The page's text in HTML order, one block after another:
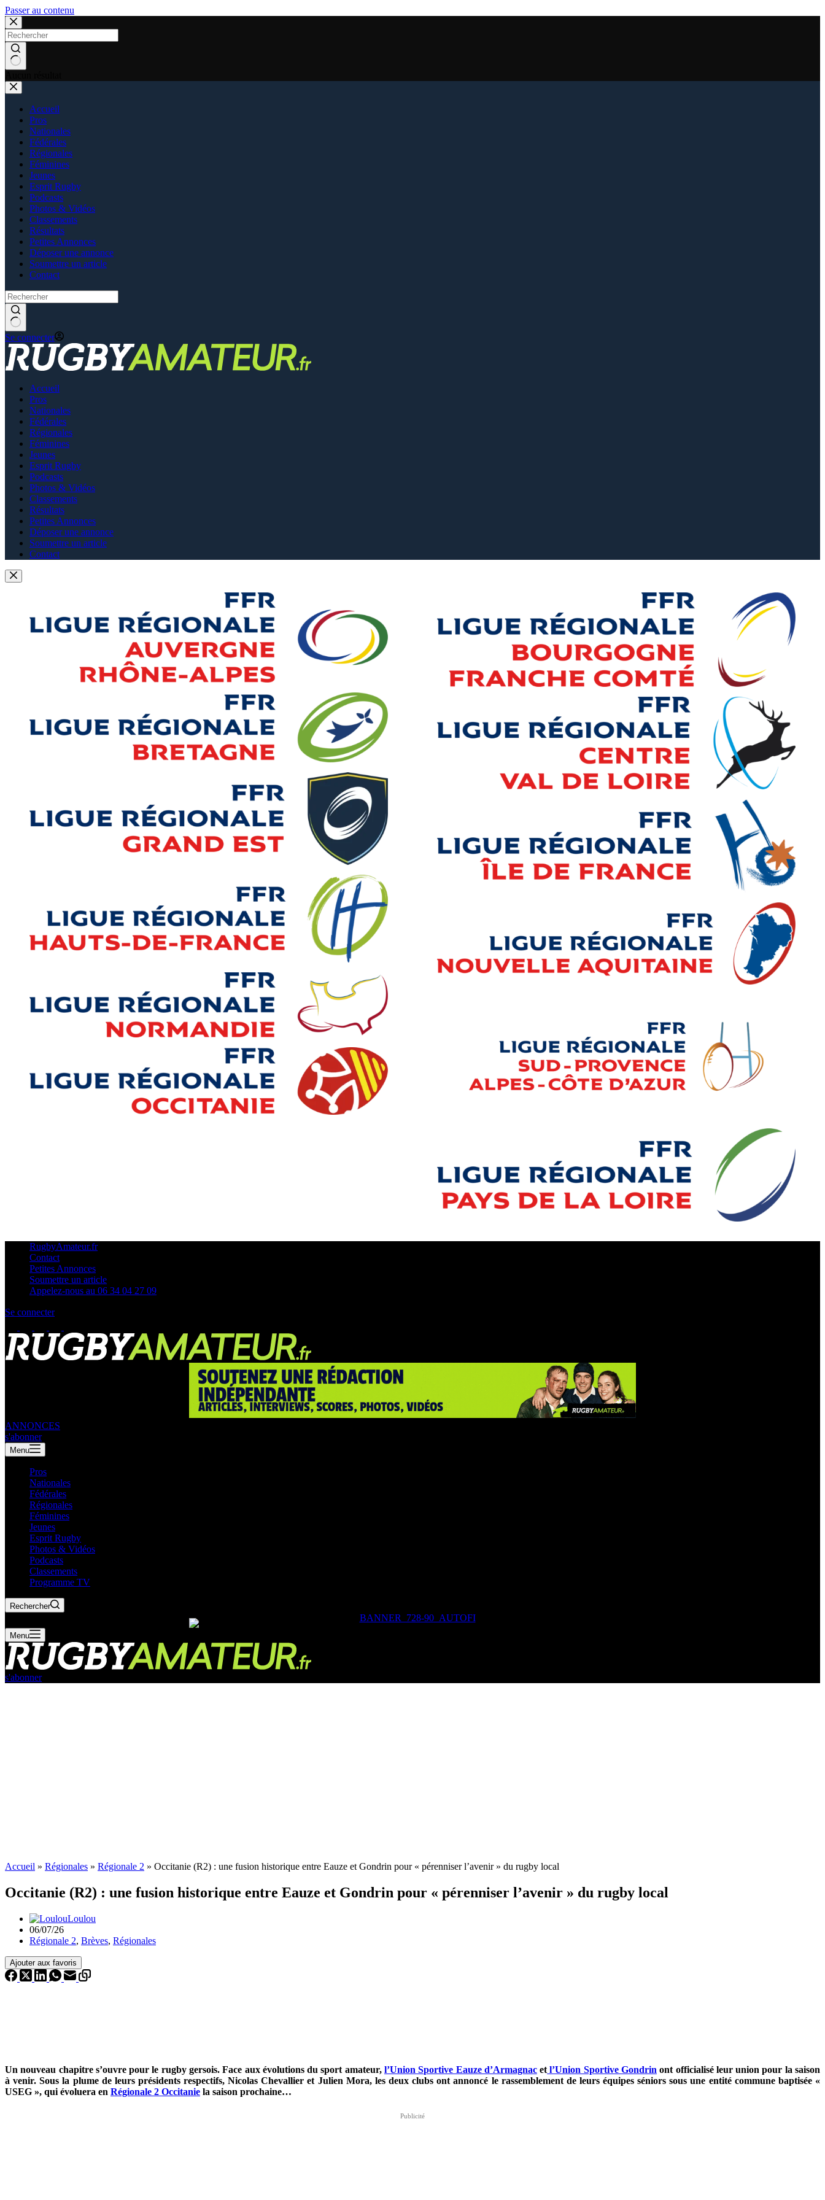
Passer au contenu
Accueil
Pros
Nationales
Fédérales
Régionales
Féminines
Jeunes
Esprit Rugby
Podcasts
Photos & Vidéos
Classements
Résultats
Petites Annonces
Déposer une annonce
Soumettre un article
Contact
Se connecter
Accueil
Pros
Nationales
Fédérales
Régionales
Féminines
Jeunes
Esprit Rugby
Podcasts
Photos & Vidéos
Classements
Résultats
Petites Annonces
Déposer une annonce
Soumettre un article
Contact
RugbyAmateur.fr
Contact
Petites Annonces
Soumettre un article
Appelez-nous au 06 34 04 27 09
Se connecter
ANNONCES
s'abonner
Menu
Pros
Nationales
Fédérales
Régionales
Féminines
Jeunes
Esprit Rugby
Photos & Vidéos
Podcasts
Classements
Programme TV
Rechercher
Menu
s'abonner
Accueil » Régionales » Régionale 2 » Occitanie (R2) : une fusion historique entre Eauze et Gondrin pour « pérenniser l’avenir » du rugby local
Occitanie (R2) : une fusion historique entre Eauze et Gondrin pour « pérenniser l’avenir » du rugby local
Loulou
06/07/26
Régionale 2, Brèves, Régionales
Ajouter aux favoris
Un nouveau chapitre s’ouvre pour le rugby gersois. Face aux évolutions du sport amateur, l’Union Sportive Eauze d’Armagnacet l’Union Sportive Gondrin ont officialisé leur union pour la saison
à venir. Sous la plume de leurs présidents respectifs, Nicolas Chevallier et Julien Mora, les deux clubs ont annoncé le rassemblement de leurs équipes séniors sous une entité commune baptisée «
USEG », qui évoluera en Régionale 2 Occitanie la saison prochaine…